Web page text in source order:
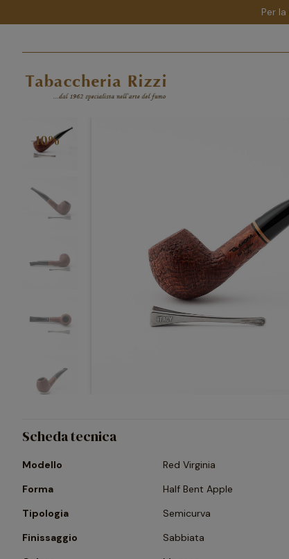
Per
-10%
Scheda tecnica
Modello
Red Virginia
Forma
Half Bent Apple
Tipologia
Semicurva
Finissaggio
Sabbiata